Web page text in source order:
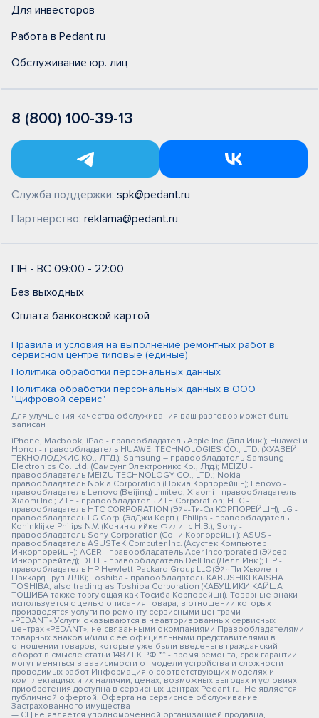
Для инвесторов
Работа в Pedant.ru
Обслуживание юр. лиц
8 (800) 100-39-13
Служба поддержки: spk@pedant.ru
Партнерство: reklama@pedant.ru
ПН - ВС 09:00 - 22:00
Без выходных
Оплата банковской картой
Правила и условия на выполнение ремонтных работ в
сервисном центре типовые (единые)
Политика обработки персональных данных
Политика обработки персональных данных в ООО
"Цифровой сервис"
Для улучшения качества обслуживания ваш разговор может быть
записан
iPhone, Macbook, iPad - правообладатель Apple Inc. (Эпл Инк.); Huawei и
Honor - правообладатель HUAWEI TECHNOLOGIES CO., LTD. (ХУАВЕЙ
ТЕКНОЛОДЖИС КО., ЛТД.); Samsung – правообладатель Samsung
Electronics Co. Ltd. (Самсунг Электроникс Ко., Лтд.); MEIZU -
правообладатель MEIZU TECHNOLOGY CO., LTD.; Nokia -
правообладатель Nokia Corporation (Нокиа Корпорейшн); Lenovo -
правообладатель Lenovo (Beijing) Limited; Xiaomi - правообладатель
Xiaomi Inc.; ZTE - правообладатель ZTE Corporation; HTC -
правообладатель HTC CORPORATION (Эйч-Ти-Си КОРПОРЕЙШН); LG -
правообладатель LG Corp. (ЭлДжи Корп.); Philips - правообладатель
Koninklijke Philips N.V. (Конинклийке Филипс Н.В.); Sony -
правообладатель Sony Corporation (Сони Корпорейшн); ASUS -
правообладатель ASUSTeK Computer Inc. (Асустек Компьютер
Инкорпорейшн); ACER - правообладатель Acer Incorporated (Эйсер
Инкорпорейтед); DELL - правообладатель Dell Inc.(Делл Инк.); HP -
правообладатель HP Hewlett-Packard Group LLC (ЭйчПи Хьюлетт
Паккард Груп ЛЛК); Toshiba - правообладатель KABUSHIKI KAISHA
TOSHIBA, also trading as Toshiba Corporation (КАБУШИКИ КАЙША
ТОШИБА также торгующая как Тосиба Корпорейшн). Товарные знаки
используется с целью описания товара, в отношении которых
производятся услуги по ремонту сервисными центрами
«PEDANT».Услуги оказываются в неавторизованных сервисных
центрах «PEDANT», не связанными с компаниями Правообладателями
товарных знаков и/или с ее официальными представителями в
отношении товаров, которые уже были введены в гражданский
оборот в смысле статьи 1487 ГК РФ ** - время ремонта, срок гарантии
могут меняться в зависимости от модели устройства и сложности
проводимых работ Информация о соответствующих моделях и
комплектациях и их наличии, ценах, возможных выгодах и условиях
приобретения доступна в сервисных центрах Pedant.ru. Не является
публичной офертой. Оферта на сервисное обслуживание
Застрахованного имущества
— СЦ не является уполномоченной организацией продавца,